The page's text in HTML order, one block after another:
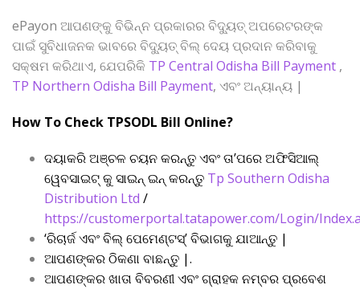
ePayon ଆପଣଙ୍କୁ ବିଭିନ୍ନ ପ୍ରକାରର ବିଦ୍ୟୁତ୍ ଅପରେଟରଙ୍କ
ପାଇଁ ସୁବିଧାଜନକ ଭାବରେ ବିଦ୍ୟୁତ୍ ବିଲ୍ ଦେୟ ପ୍ରଦାନ କରିବାକୁ
ସକ୍ଷମ କରିଥାଏ, ଯେପରିକି TP Central Odisha Bill Payment ,
TP Northern Odisha Bill Payment, ଏବଂ ଅନ୍ୟାନ୍ୟ |
How To Check TPSODL Bill Online?
ଦୟାକରି ଅଞ୍ଚଳ ଚୟନ କରନ୍ତୁ ଏବଂ ତା’ପରେ ଅଫିସିଆଲ୍
ୱେବସାଇଟ୍ କୁ ସାଇନ୍ ଇନ୍ କରନ୍ତୁ Tp Southern Odisha
Distribution Ltd /
https://customerportal.tatapower.com/Login/
‘ରିଚାର୍ଜ ଏବଂ ବିଲ୍ ପେମେଣ୍ଟସ୍’ ବିଭାଗକୁ ଯାଆନ୍ତୁ |
ଆପଣଙ୍କର ଠିକଣା ବାଛନ୍ତୁ |.
ଆପଣଙ୍କର ଖାତା ବିବରଣୀ ଏବଂ ଗ୍ରାହକ ନମ୍ବର ପ୍ରବେଶ